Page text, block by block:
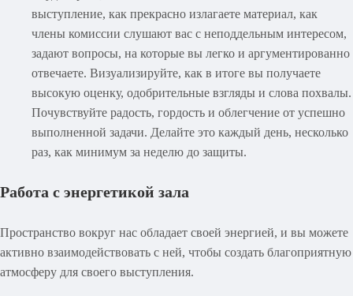
выступление, как прекрасно излагаете материал, как
члены комиссии слушают вас с неподдельным интересом,
задают вопросы, на которые вы легко и аргументированно
отвечаете. Визуализируйте, как в итоге вы получаете
высокую оценку, одобрительные взгляды и слова похвалы.
Почувствуйте радость, гордость и облегчение от успешно
выполненной задачи. Делайте это каждый день, несколько
раз, как минимум за неделю до защиты.
Работа с энергетикой зала
Пространство вокруг нас обладает своей энергией, и вы можете
активно взаимодействовать с ней, чтобы создать благоприятную
атмосферу для своего выступления.